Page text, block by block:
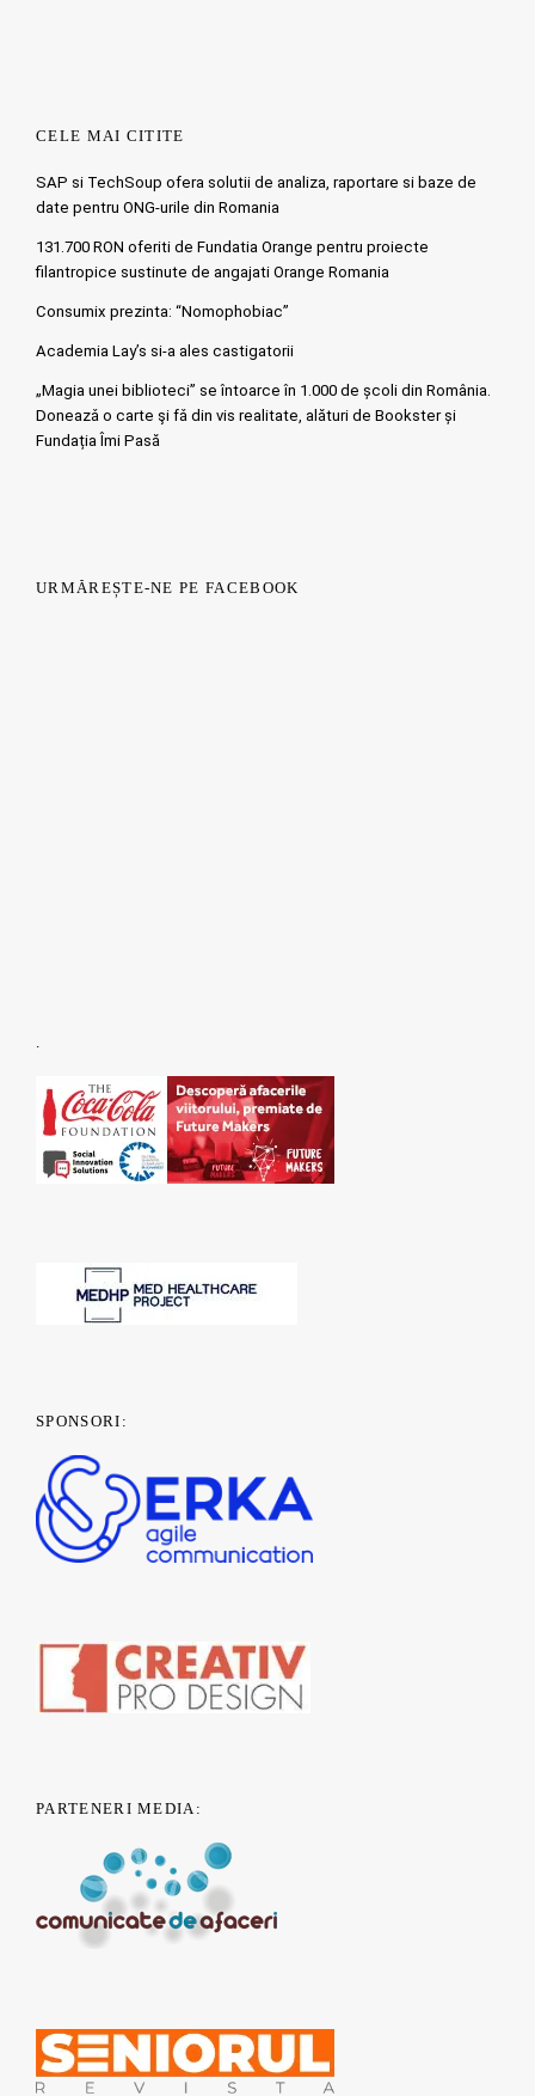
CELE MAI CITITE
SAP si TechSoup ofera solutii de analiza, raportare si baze de
date pentru ONG-urile din Romania
131.700 RON oferiti de Fundatia Orange pentru proiecte
filantropice sustinute de angajati Orange Romania
Consumix prezinta: “Nomophobiac”
Academia Lay’s si-a ales castigatorii
„Magia unei biblioteci” se întoarce în 1.000 de școli din România.
Doneazǎ o carte şi fǎ din vis realitate, alături de Bookster și
Fundația Îmi Pasă
URMĂREȘTE-NE PE FACEBOOK
.
SPONSORI:
PARTENERI MEDIA: